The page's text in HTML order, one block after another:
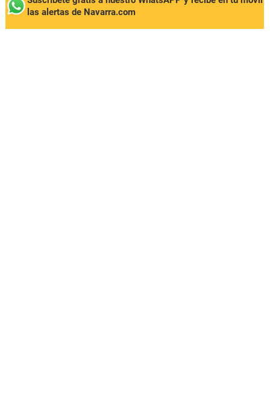
las alertas de Navarra.com